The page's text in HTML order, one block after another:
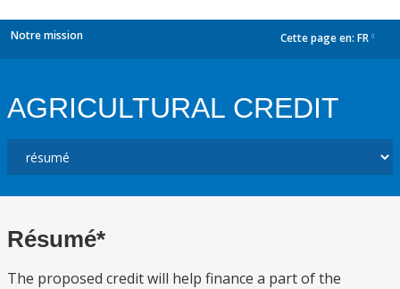
Notre mission Cette page en: FR
AGRICULTURAL CREDIT
Résumé*
The proposed credit will help finance a part of the